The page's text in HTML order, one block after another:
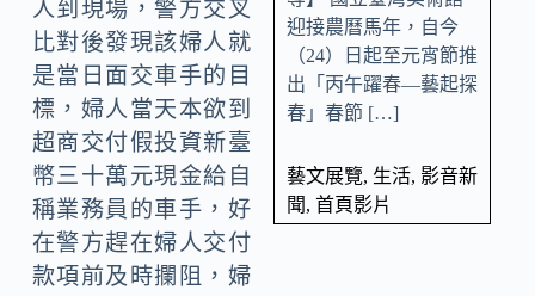
人到現場，警方交叉
比對後發現該婦人就
是當日面交車手的目
標，婦人當天本欲到
超商交付假投資新臺
幣三十萬元現金給自
稱業務員的車手，好
在警方趕在婦人交付
款項前及時攔阻，婦
迎接農曆馬年，自今
（24）日起至元宵節推
出「丙午躍春—藝起探
春」春節 […]
藝文展覽, 生活, 影音新
聞, 首頁影片